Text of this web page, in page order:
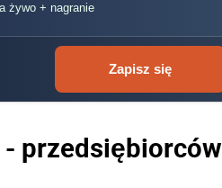
żywo + nagranie
Zapisz się
przedsiębiorców